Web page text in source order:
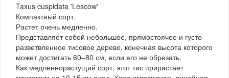
Taxus cuspidata 'Lescow'
Компактный сорт.
Растет очень медленно.
Представляет собой небольшое, прямостоячее и густо
разветвленное тисовое дерево, конечная высота которого
может достигать 60–80 см, если его не обрезать.
Как медленнорастущий сорт, этот тис прирастает